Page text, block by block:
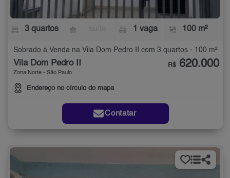
3 quartos 1 vaga 100 m²
Sobrado à Venda na Vila Dom Pedro II com 3 quartos - 100 m²
Vila Dom Pedro II
Zona Norte - São Paulo
Endereço no círculo do mapa
R$ 620.000
Contatar